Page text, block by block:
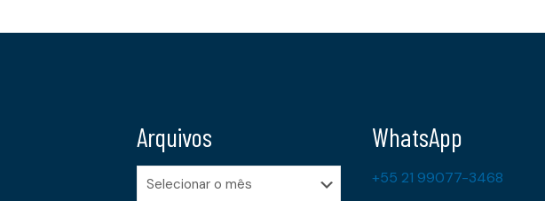
Arquivos
Arquivos
WhatsApp
+55 21 99077-3468